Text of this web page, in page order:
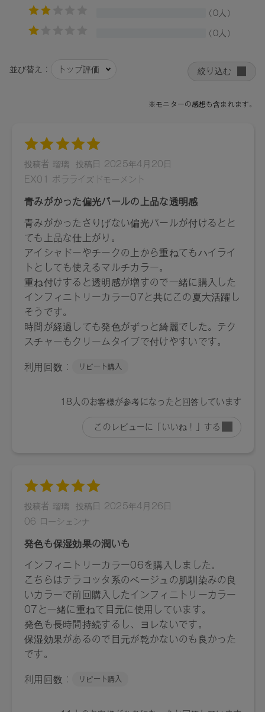
【原産国】
店舗でお問い合わせの際には、下記品番をお伝え下さい。
06：4571649065089
07：4571649065096
08：4571649065102
09：4571649065119
EX02：4571649065133
【店舗発売日】
[予約販売]2025/3/26～ [一般販売]2025/4/11～
※店舗での取り扱いや詳しい在庫状況につきましては、各店
舗にお問い合わせください。
※発売日は予告なく変更する可能性がございます。予めご了
承ください。
※通常はご注文より１～３営業日での発送となります。
商品によっては、お届けまで１～２週間かかる場合がござい
●パッケージのリニューアル等の理由により、成分・処方が記
●予告なくパッケージ仕様が変更になる場合がございます。